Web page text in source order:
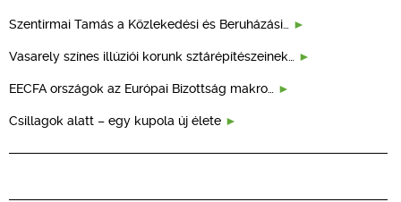
Szentirmai Tamás a Közlekedési és Beruházási…
Vasarely színes illúziói korunk sztárépítészeinek…
EECFA országok az Európai Bizottság makro…
Csillagok alatt – egy kupola új élete